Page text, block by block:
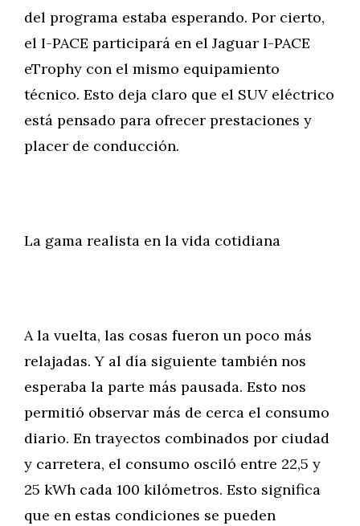
del programa estaba esperando. Por cierto,
el I-PACE participará en el Jaguar I-PACE
eTrophy con el mismo equipamiento
técnico. Esto deja claro que el SUV eléctrico
está pensado para ofrecer prestaciones y
placer de conducción.
La gama realista en la vida cotidiana
A la vuelta, las cosas fueron un poco más
relajadas. Y al día siguiente también nos
esperaba la parte más pausada. Esto nos
permitió observar más de cerca el consumo
diario. En trayectos combinados por ciudad
y carretera, el consumo osciló entre 22,5 y
25 kWh cada 100 kilómetros. Esto significa
que en estas condiciones se pueden